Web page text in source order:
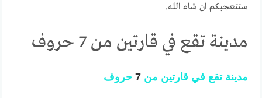
ستتعجبكم ان شاء الله.
مدينة تقع في قارتين من 7 حروف
مدينة تقع في قارتين من 7 حروف